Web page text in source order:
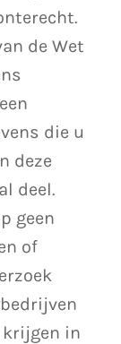
de Wet
die u
deze
deel.
geen
of
krijgen in